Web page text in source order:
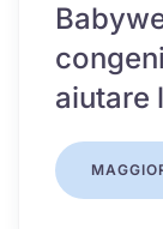
aiutare